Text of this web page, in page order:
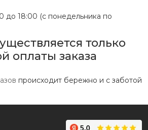
до 18:00 (с понедельника по
только
оплаты заказа
происходит бережно и с заботой